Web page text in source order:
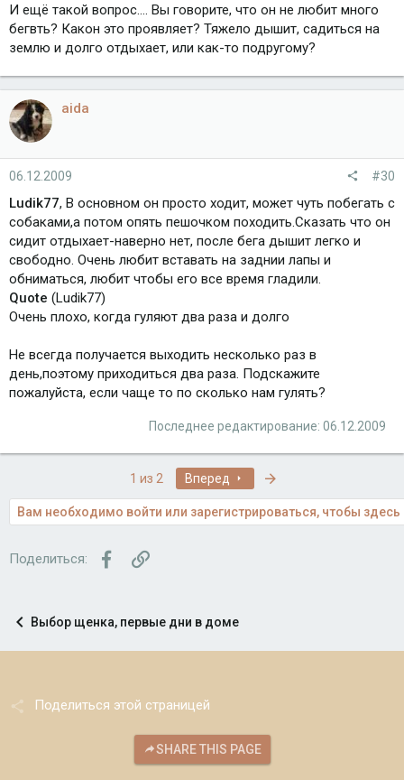
И ещё такой вопрос.... Вы говорите, что он не любит много
бегвть? Какон это проявляет? Тяжело дышит, садиться на
землю и долго отдыхает, или как-то подругому?
aida
06.12.2009 #30
Ludik77, В основном он просто ходит, может чуть побегать с
собаками,а потом опять пешочком походить.Сказать что он
сидит отдыхает-наверно нет, после бега дышит легко и
свободно. Очень любит вставать на заднии лапы и
обниматься, любит чтобы его все время гладили.
Quote (Ludik77)
Очень плохо, когда гуляют два раза и долго
Не всегда получается выходить несколько раз в
день,поэтому приходиться два раза. Подскажите
пожалуйста, если чаще то по сколько нам гулять?
Последнее редактирование: 06.12.2009
1 из 2 Вперед
Вам необходимо войти или зарегистрироваться, чтобы здесь
Поделиться: FacebookСсылка
Выбор щенка, первые дни в доме
Поделиться этой страницей
SHARE THIS PAGE